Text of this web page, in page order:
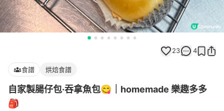
23 4
食譜 烘焙食譜
自家製腸仔包·吞拿魚包😋｜homemade 樂趣多多
🎒